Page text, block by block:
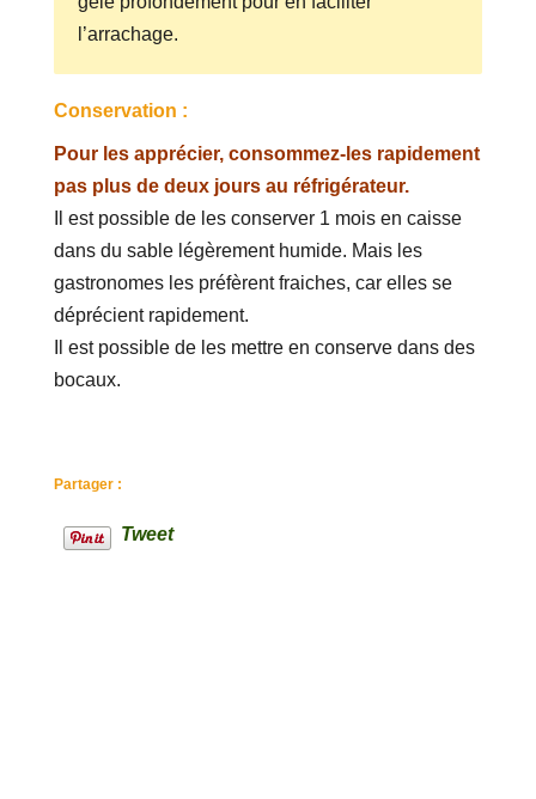
l’arrachage.
Conservation :
Pour les apprécier, consommez-les rapidement
pas plus de deux jours au réfrigérateur.
Il est possible de les conserver 1 mois en caisse
dans du sable légèrement humide. Mais les
gastronomes les préfèrent fraiches, car elles se
déprécient rapidement.
Il est possible de les mettre en conserve dans des
bocaux.
Partager :
Tweet